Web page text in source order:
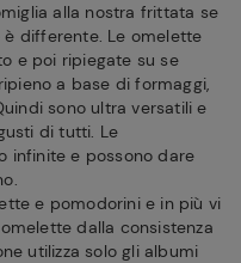
alla nostra frittata se
differente. Le omelette
e poi ripiegate su se
a base di formaggi,
sono ultra versatili e
di tutti. Le
infinite e possono dare
e pomodorini e in più vi
dalla consistenza
utilizza solo gli albumi